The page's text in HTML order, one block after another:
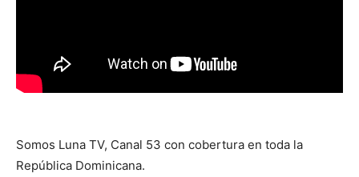
Somos Luna TV, Canal 53 con cobertura en toda la
República Dominicana.